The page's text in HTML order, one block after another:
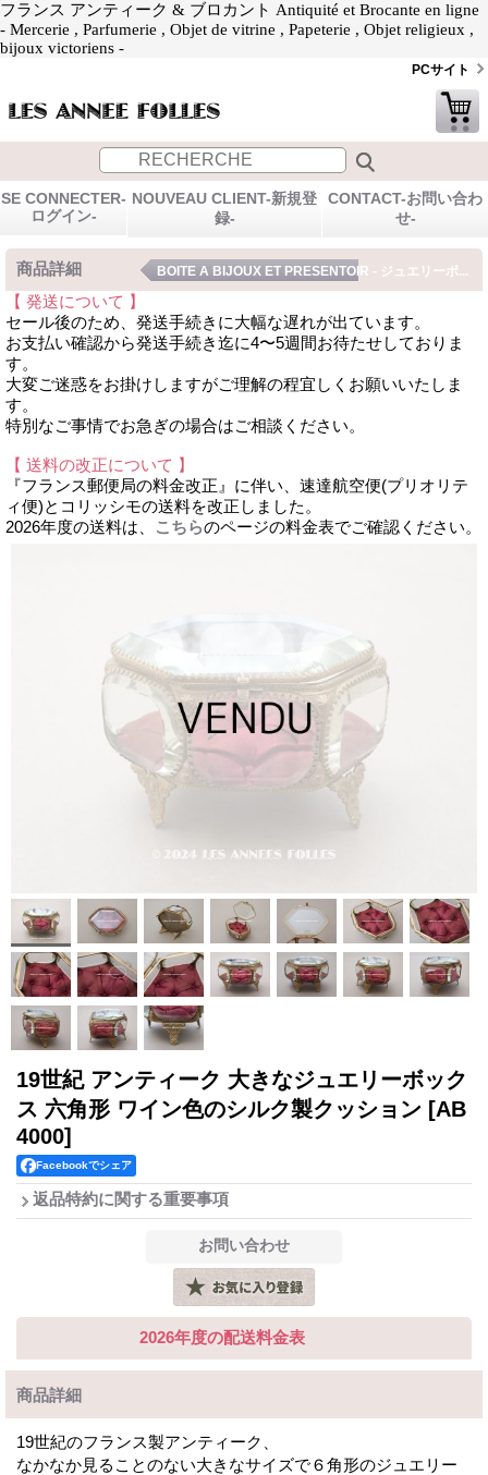
フランス アンティーク & ブロカント Antiquité et Brocante en ligne
- Mercerie , Parfumerie , Objet de vitrine , Papeterie , Objet religieux ,
bijoux victoriens -
PCサイト
SE CONNECTER-
ログイン-
NOUVEAU CLIENT-新規登
録-
CONTACT-お問い合わ
せ-
商品詳細 BOITE A BIJOUX ET PRESENTOIR - ジュエリーボ...
【 発送について 】
セール後のため、発送手続きに大幅な遅れが出ています。
お支払い確認から発送手続き迄に4〜5週間お待たせしておりま
す。
大変ご迷惑をお掛けしますがご理解の程宜しくお願いいたしま
す。
特別なご事情でお急ぎの場合はご相談ください。
【 送料の改正について 】
『フランス郵便局の料金改正』に伴い、速達航空便(プリオリテ
ィ便)とコリッシモの送料を改正しました。
2026年度の送料は、
こちらのページの料金表でご確認ください。
19世紀 アンティーク 大きなジュエリーボック
ス 六角形 ワイン色のシルク製クッション [AB
4000]
Facebookでシェア
返品特約に関する重要事項
2026年度の配送料金表
商品詳細
19世紀のフランス製アンティーク、
なかなか見ることのない大きなサイズで６角形のジュエリー